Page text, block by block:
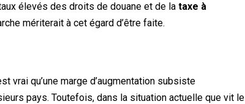
élevés des droits de douane et de la taxe à
mériterait à cet égard d’être faite.
vrai qu’une marge d’augmentation subsiste
pays. Toutefois, dans la situation actuelle que vit le